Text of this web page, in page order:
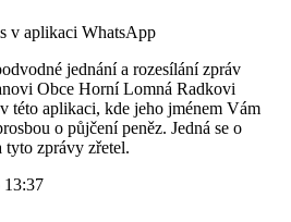
v aplikaci WhatsApp
jednání a rozesílání zpráv
Obce Horní Lomná Radkovi
této aplikaci, kde jeho jménem Vám
o půjčení peněz. Jedná se o
tyto zprávy zřetel.
13:37